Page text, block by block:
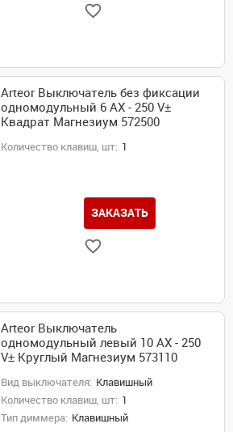
Arteor Выключатель без фиксации
одномодульный 6 AX - 250 V±
Квадрат Магнезиум 572500
Количество клавиш, шт: 1
ЗАКАЗАТЬ
Arteor Выключатель
одномодульный левый 10 AX - 250
V± Круглый Магнезиум 573110
Вид выключателя: Клавишный
Количество клавиш, шт: 1
Тип диммера: Клавишный